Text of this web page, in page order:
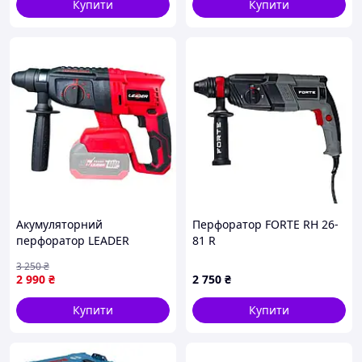
ХАРАКТЕРИСТИКИ:
Максимальна потужність двигуна, Вт: 1700
Електродвигун: однофазний колекторний із
Купити
Купити
Акумуляторний
перфоратор LEADER
2 990 ₴
3 250₴
Купити
Перфоратор FORTE RH 26-
81 R
2 750 ₴
Купити